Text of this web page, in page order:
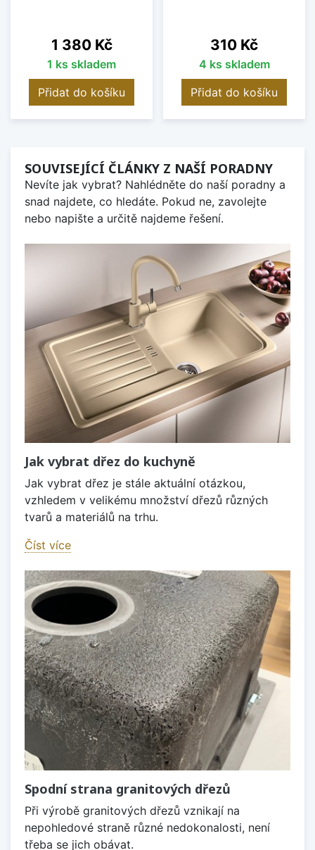
Cena
1 380 Kč
1 ks skladem
Přidat do košíku
Cena
310 Kč
4 ks skladem
Přidat do košíku
SOUVISEJÍCÍ ČLÁNKY Z NAŠÍ PORADNY
Nevíte jak vybrat? Nahlédněte do naší poradny a
snad najdete, co hledáte. Pokud ne, zavolejte
nebo napište a určitě najdeme řešení.
Jak vybrat dřez do kuchyně
Jak vybrat dřez je stále aktuální otázkou,
vzhledem v velikému množství dřezů různých
tvarů a materiálů na trhu.
Číst více
Spodní strana granitových dřezů
Při výrobě granitových dřezů vznikají na
nepohledové straně různé nedokonalosti, není
třeba se jich obávat.